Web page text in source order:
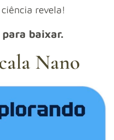
revela!
para baixar.
Nano